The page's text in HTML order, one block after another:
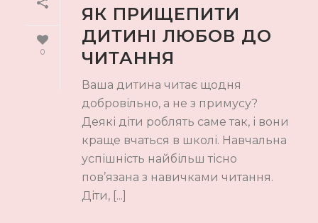
0
ЯК ПРИЩЕПИТИ
ДИТИНІ ЛЮБОВ ДО
ЧИТАННЯ
Ваша дитина читає щодня
добровільно, а не з примусу?
Деякі діти роблять саме так, і вони
краще вчаться в школі. Навчальна
успішність найбільш тісно
пов’язана з навичками читання.
Діти, [...]